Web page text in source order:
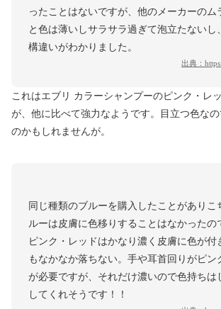
ったことはないですが、他のメーカーのム
と色は薄いしサラサラ過ぎて泡立たないし
構違いがわかりました。
出典：
これはエブリ カラーシャンプーのピンク・レ
が、他に比べて強力なようです。目立つ色な
のかもしれませんが。
同じ種類のブルーを購入したことがありこ
ルーは皮膚に色移りすることはなかったの
ピンク・レッドはかなり濃く皮膚に色が付
もなかなか落ちない。手や耳首回りがピ
が必要ですが、それだけ濃いので色持ちは
してくれそうです！！